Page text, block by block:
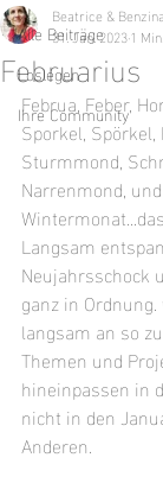
Alle Beiträge
Loslegen
Ihre Community
Februarius
Beatrice & Benzina
31. Jan. 20231
Februa, Feber,
Sporkel,
Sturmmond,
Narrenmond,
Langsam
Neujahrsschock
ganz in
langsam an so
Themen und
hineinpassen in
nicht in den
Anderen.